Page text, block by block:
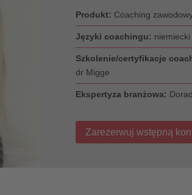
Produkt: Coaching
Języki coachingu: niemiecki
Szkolenie/certyfikacje
dr Migge
Ekspertyza branżowa:
Zarezerwuj wstępną